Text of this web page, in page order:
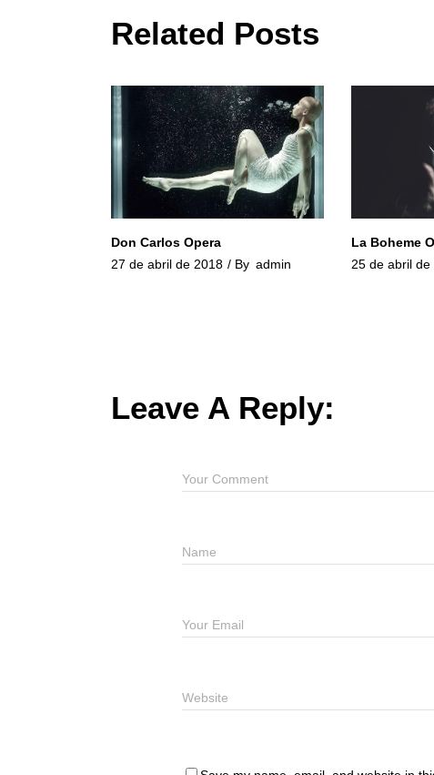
Related Posts
Don Carlos Opera
27 de abril de 2018
By admin
La Boheme
25 de abril de
Leave A Reply: